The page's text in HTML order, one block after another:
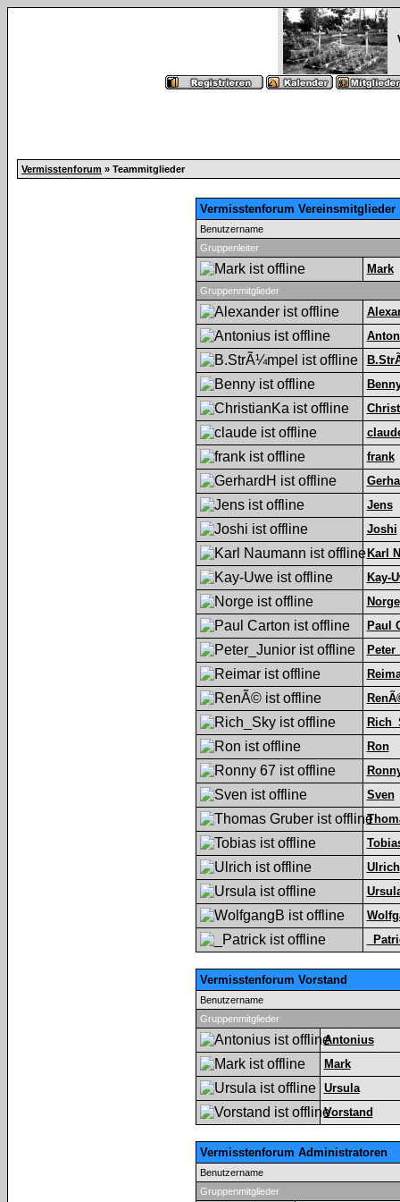
Vermisstenforum » Teammitglieder
Vermisstenforum Vereinsmitglieder
Benutzername
Gruppenleiter
Mark
Gruppenmitglieder
frank
Jens
Joshi
Karl
Kay-
Norge
Paul
Ron
Sven
Ulrich
Vermisstenforum Vorstand
Benutzername
Gruppenmitglieder
Antonius
Mark
Ursula
Vorstand
Vermisstenforum Administratoren
Benutzername
Gruppenmitglieder